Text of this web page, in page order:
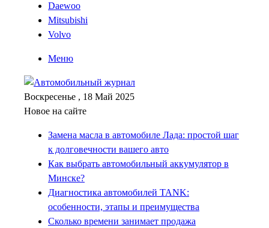
Daewoo
Mitsubishi
Volvo
Меню
Воскресенье , 18 Май 2025
Новое на сайте
Замена масла в автомобиле Лада: простой шаг
к долговечности вашего авто
Как выбрать автомобильный аккумулятор в
Минске?
Диагностика автомобилей TANK:
особенности, этапы и преимущества
Сколько времени занимает продажа